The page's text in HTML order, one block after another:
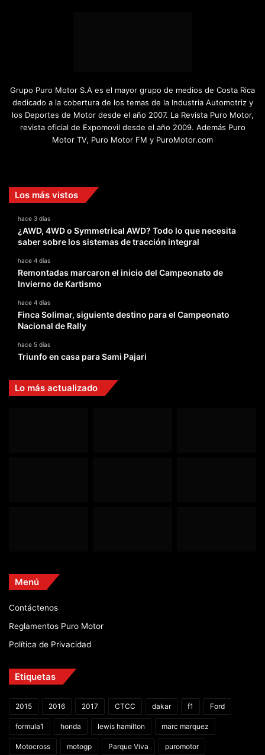
Grupo Puro Motor S.A es el mayor grupo de medios de Costa Rica
dedicado a la cobertura de los temas de la Industria Automotriz y
los Deportes de Motor desde el año 2007. La Revista Puro Motor,
revista oficial de Expomovil desde el año 2009. Además Puro
Motor TV, Puro Motor FM y PuroMotor.com
Los más vistos
hace 3 días
¿AWD, 4WD o Symmetrical AWD? Todo lo que necesita
saber sobre los sistemas de tracción integral
hace 4 días
Remontadas marcaron el inicio del Campeonato de
Invierno de Kartismo
hace 4 días
Finca Solimar, siguiente destino para el Campeonato
Nacional de Rally
hace 5 días
Triunfo en casa para Sami Pajari
Lo más actualizado
Menú
Contáctenos
Reglamentos Puro Motor
Política de Privacidad
Etiquetas
2015 2016 2017 CTCC dakar f1 Ford
formula1 honda lewis hamilton marc marquez
Motocross motogp Parque Viva puromotor